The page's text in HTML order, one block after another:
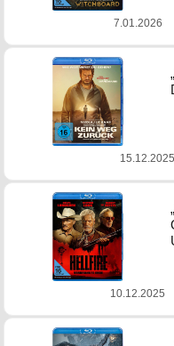
7.01.2026
15.12.2025
10.12.2025